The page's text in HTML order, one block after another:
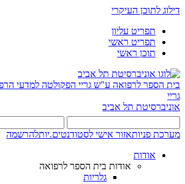
דילוג לתוכן העיקרי
תפריט עליון
תפריט ראשי
תוכן ראשי
בית הספר לרפואה ע"ש גריי הפקולטה למדעי
גריי
אוניברסיטת תל אביב
מערכת פניותאזור אישי לסטודנטים.יותלהרשמה
אודות
אודות בית הספר לרפואה
גלריות